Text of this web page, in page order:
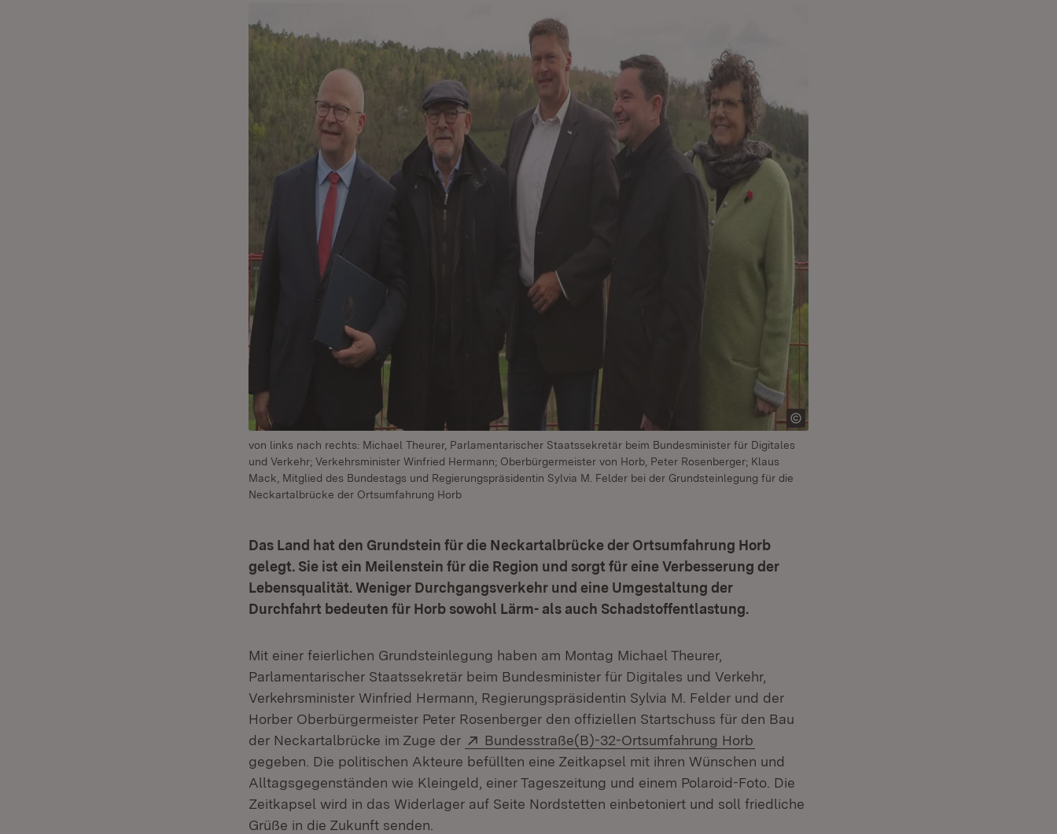
von links nach rechts: Michael Theurer, Parlamentarischer Staatssekretär beim Bundesminister für Digitales
und Verkehr; Verkehrsminister Winfried Hermann; Oberbürgermeister von Horb, Peter Rosenberger; Klaus
Mack, Mitglied des Bundestags und Regierungspräsidentin Sylvia M. Felder bei der Grundsteinlegung für die
Neckartalbrücke der Ortsumfahrung Horb
Das Land hat den Grundstein für die Neckartalbrücke der Ortsumfahrung Horb
gelegt. Sie ist ein Meilenstein für die Region und sorgt für eine Verbesserung der
Lebensqualität. Weniger Durchgangsverkehr und eine Umgestaltung der
Durchfahrt bedeuten für Horb sowohl Lärm- als auch Schadstoffentlastung.
Mit einer feierlichen Grundsteinlegung haben am Montag Michael Theurer,
Parlamentarischer Staatssekretär beim Bundesminister für Digitales und Verkehr,
Verkehrsminister Winfried Hermann, Regierungspräsidentin Sylvia M. Felder und der
Horber Oberbürgermeister Peter Rosenberger den offiziellen Startschuss für den Bau
der Neckartalbrücke im Zuge der
Extern:
Bundesstraße(B)-32-Ortsumfahrung Horb
gegeben. Die politischen Akteure befüllten eine Zeitkapsel mit ihren Wünschen und
Alltagsgegenständen wie Kleingeld, einer Tageszeitung und einem Polaroid-Foto. Die
Zeitkapsel wird in das Widerlager auf Seite Nordstetten einbetoniert und soll friedliche
Grüße in die Zukunft senden.